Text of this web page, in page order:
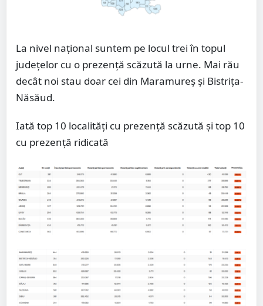
La nivel național suntem pe locul trei în topul
județelor cu o prezență scăzută la urne. Mai rău
decât noi stau doar cei din Maramureș și Bistrița-
Năsăud.
Iată top 10 localități cu prezență scăzută și top 10
cu prezență ridicată